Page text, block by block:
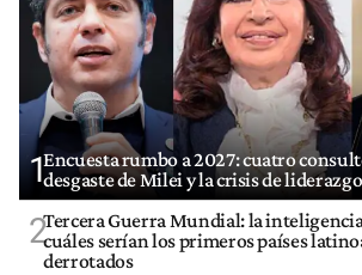
1Encuesta rumbo a 2027: cuatro
desgaste de Milei y la crisis de
2Tercera Guerra Mundial: la
cuáles serían los primeros países
derrotados